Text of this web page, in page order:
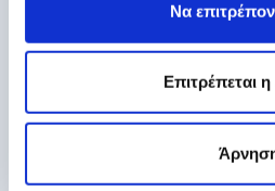
Να
Επιτρέπεται
2.
Συμπληρώστε τη
ενημερώστε μας για το